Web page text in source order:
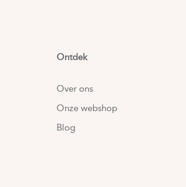
Ontdek
Over ons
Onze webshop
Blog